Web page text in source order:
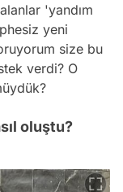
'yandım
yeni
size bu
verdi? O
oluştu?